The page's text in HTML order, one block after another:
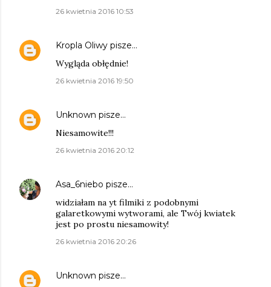
26 kwietnia 2016 10:53
Kropla Oliwy pisze…
Wygląda obłędnie!
26 kwietnia 2016 19:50
Unknown pisze…
Niesamowite!!!
26 kwietnia 2016 20:12
Asa_6niebo pisze…
widziałam na yt filmiki z podobnymi
galaretkowymi wytworami, ale Twój kwiatek
jest po prostu niesamowity!
26 kwietnia 2016 20:26
Unknown pisze…